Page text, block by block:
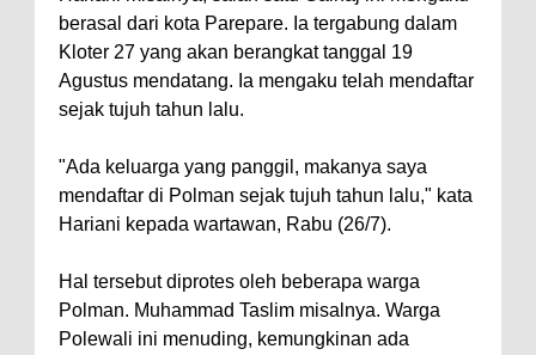
berasal dari kota Parepare. Ia tergabung dalam
Kloter 27 yang akan berangkat tanggal 19
Agustus mendatang. Ia mengaku telah mendaftar
sejak tujuh tahun lalu.
"Ada keluarga yang panggil, makanya saya
mendaftar di Polman sejak tujuh tahun lalu," kata
Hariani kepada wartawan, Rabu (26/7).
Hal tersebut diprotes oleh beberapa warga
Polman. Muhammad Taslim misalnya. Warga
Polewali ini menuding, kemungkinan ada